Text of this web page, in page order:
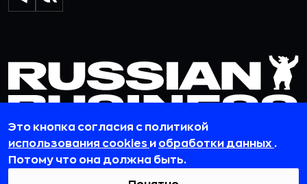
© 2012-2026 ООО «РБточкаРУ». ИНН 7729703526, КПП 772501001,
Это кнопка согласия с политикой
использования cookies и обработки данных .
Потому что она должна быть.